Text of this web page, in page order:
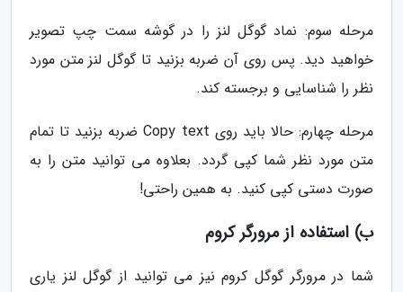
مرحله سوم: نماد گوگل لنز را در گوشه سمت چپ تصویر
خواهید دید. پس روی آن ضربه بزنید تا گوگل لنز متن مورد
نظر را شناسایی و برجسته کند.
مرحله چهارم: حالا باید روی Copy text ضربه بزنید تا تمام
متن مورد نظر شما کپی گردد. بعلاوه می توانید متن را به
صورت دستی کپی کنید. به همین راحتی!
ب) استفاده از مرورگر کروم
شما در مرورگر گوگل کروم نیز می توانید از گوگل لنز یاری